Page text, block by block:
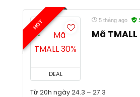
HOT
DEAL
5 tháng ago
Mã TMALL
Từ 20h ngày 24.3 – 27.3